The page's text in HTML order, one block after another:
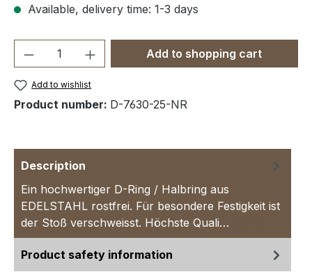
Available, delivery time: 1-3 days
Product Quantity: Enter the desired
Add to shopping cart
Add to wishlist
Product number: D-7630-25-NR
Description
Ein hochwertiger D-Ring / Halbring aus
EDELSTAHL rostfrei. Für besondere Festigkeit ist
der Stoß verschweisst. Höchste Quali…
Product safety information